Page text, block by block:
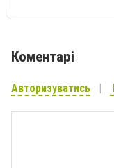
Коментарі
Авторизуватись